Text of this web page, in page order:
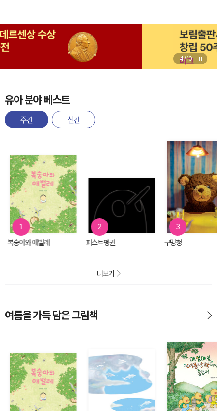
4/10
유아 분야 베스트
주간 신간
1
복숭아와 애벌레
2
퍼스트펭귄
3
구멍청
더보기
여름을 가득 담은 그림책